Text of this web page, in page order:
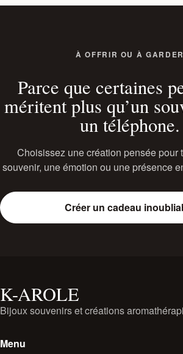
À OFFRIR OU À GARDER
Parce que certaines
méritent plus qu’un
un téléphone.
Choisissez une création pensée pour
souvenir, une émotion ou une présence
Créer un cadeau
K-AROLE
Bijoux souvenirs et créations
Menu